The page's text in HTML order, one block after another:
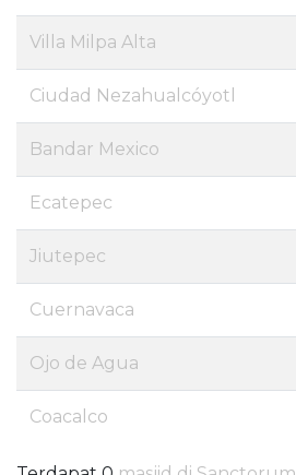
Villa Milpa Alta
Ciudad Nezahualcóyotl
Bandar Mexico
Ecatepec
Jiutepec
Cuernavaca
Ojo de Agua
Coacalco